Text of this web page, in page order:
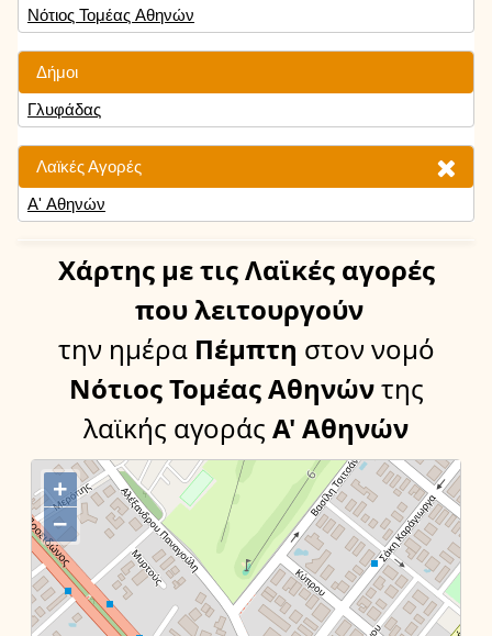
Νότιος Τομέας Αθηνών
Δήμοι
Γλυφάδας
Λαϊκές Αγορές
Α' Αθηνών
Χάρτης με τις Λαϊκές αγορές
που λειτουργούν
την ημέραΠέμπτη στον νομό
Νότιος Τομέας Αθηνώντης
λαϊκής αγοράς Α' Αθηνών
+
−